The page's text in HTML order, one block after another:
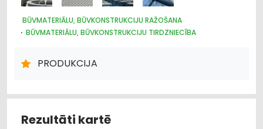
BŪVMATERIĀLU, BŪVKONSTRUKCIJU RAŽOŠANA
BŪVMATERIĀLU, BŪVKONSTRUKCIJU TIRDZNIECĪBA
DZELZSBETONA KONSTRUKCIJAS, BETONA PIEGĀDE
PRODUKCIJA
Rezultāti kartē